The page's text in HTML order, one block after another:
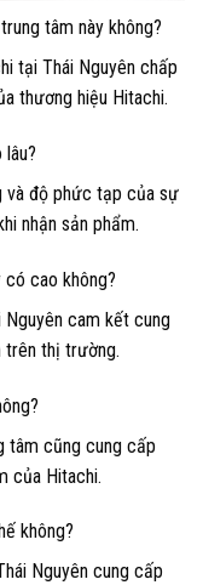
tâm này không?
tại Thái Nguyên chấp
thương hiệu Hitachi.
và độ phức tạp của sự
nhận sản phẩm.
có cao không?
Nguyên cam kết cung
trên thị trường.
tâm cũng cung cấp
của Hitachi.
không?
Nguyên cung cấp